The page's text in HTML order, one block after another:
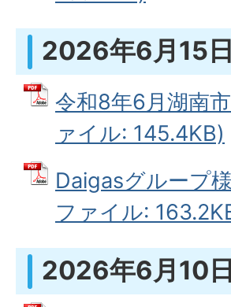
2026年6月15日
令和8年6月湖南
ァイル: 145.4KB)
Daigasグループ
ファイル:
2026年6月10日